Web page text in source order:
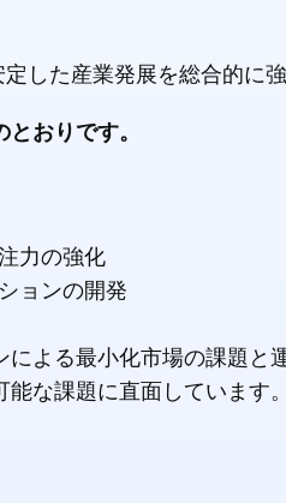
した産業発展を総合的に強
おりです。
力の強化
ョンの開発
よる最小化市場の課題と
な課題に直面しています。